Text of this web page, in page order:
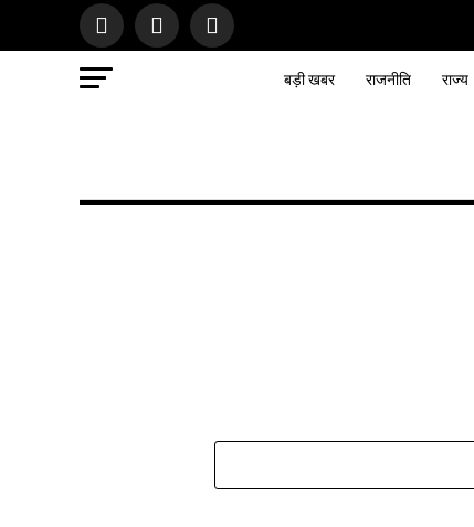
बड़ी खबर राजनीति राज्य